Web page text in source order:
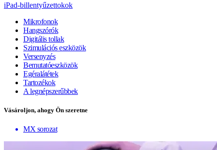
iPad-billentyűzettokok
Mikrofonok
Hangszórók
Digitális tollak
Szimulációs eszközök
Versenyzés
Bemutatóeszközök
Egéralátétek
Tartozékok
A legnépszerűbbek
Vásároljon, ahogy Ön szeretne
MX sorozat